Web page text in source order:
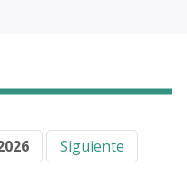
Siguiente